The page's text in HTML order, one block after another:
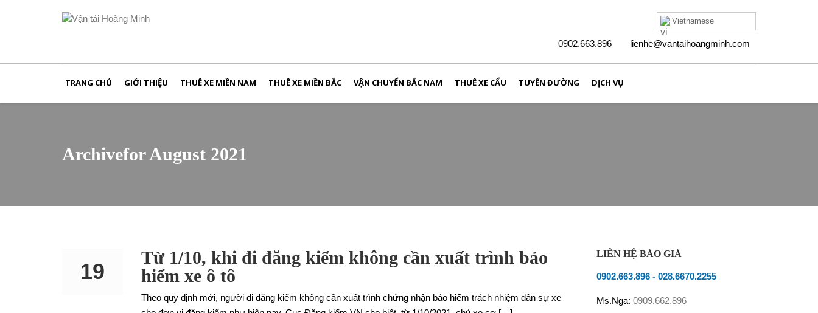
Vietnamese
0902.663.896 lienhe@vantaihoangminh.com
TRANG CHỦ GIỚI THIỆU THUÊ XE MIỀN NAM THUÊ XE MIỀN BẮC VẬN CHUYỂN BẮC NAM THUÊ XE CẨU TUYẾN ĐƯỜNG DỊCH VỤ
Archivefor August 2021
19
Từ 1/10, khi đi đăng kiểm không cần xuất trình bảo
hiểm xe ô tô
Theo quy định mới, người đi đăng kiểm không cần xuất trình chứng nhận bảo hiểm trách nhiệm dân sự xe
LIÊN HỆ BÁO GIÁ
0902.663.896- 028.6670.2255
Ms.Nga: 0909.662.896